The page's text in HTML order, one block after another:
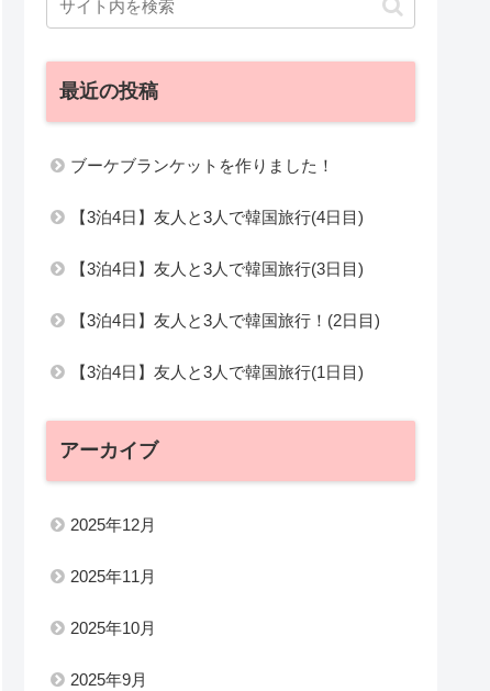
最近の投稿
ブーケブランケットを作りました！
【3泊4日】友人と3人で韓国旅行(4日目)
【3泊4日】友人と3人で韓国旅行(3日目)
【3泊4日】友人と3人で韓国旅行！(2日目)
【3泊4日】友人と3人で韓国旅行(1日目)
アーカイブ
2025年12月
2025年11月
2025年10月
2025年9月